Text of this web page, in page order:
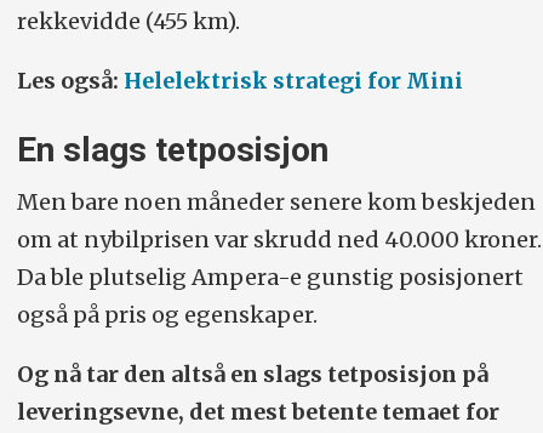
rekkevidde (455 km).
Les også: Helelektrisk strategi for Mini
En slags tetposisjon
Men bare noen måneder senere kom beskjeden
om at nybilprisen var skrudd ned 40.000 kroner.
Da ble plutselig Ampera-e gunstig posisjonert
også på pris og egenskaper.
Og nå tar den altså en slags tetposisjon på
leveringsevne, det mest betente temaet for